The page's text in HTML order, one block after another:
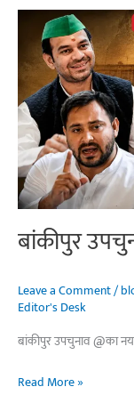
का
सरकार
के
सामने
बड़ा
राजनीतिक
दबाव?
बांकीपुर
Leave a Comment/
Editor's Desk
बांकीपुर उपचुनाव @का
बांकीपुर
Read More »